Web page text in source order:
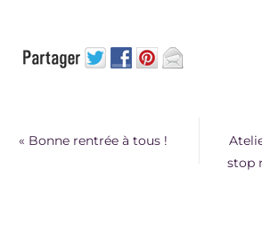
« Bonne rentrée à tous !
stop